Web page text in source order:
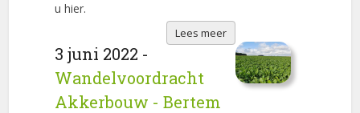
u hier.
Lees meer
3 juni 2022 -
Wandelvoordracht
Akkerbouw - Bertem